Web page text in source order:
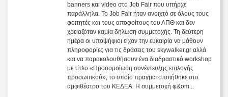
banners και video στο Job Fair που υπήρχε
παράλληλα. Το Job Fair ήταν ανοιχτό σε όλους τους
φοιτητές και τους αποφοίτους του ΑΠΘ και δεν
χρειαζόταν καμία δήλωση συμμετοχής. Τη δεύτερη
ημέρα οι υποψήφιοι είχαν την ευκαιρία να μάθουν
πληροφορίες για τις δράσεις του skywalker.gr αλλά
και να παρακολουθήσουν ένα διαδραστικό workshop
με τίτλο «Προσομοίωση συνέντευξης επιλογής
προσωπικού», το οποίο πραγματοποιήθηκε στο
αμφιθέατρο του ΚΕΔΕΑ. Η συμμετοχή φ&om...